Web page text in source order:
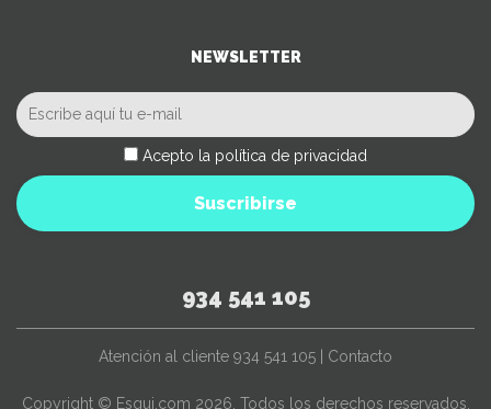
NEWSLETTER
Acepto la política de privacidad
Suscribirse
934 541 105
Atención al cliente 934 541 105 | Contacto
Copyright © Esqui.com 2026. Todos los derechos reservados.